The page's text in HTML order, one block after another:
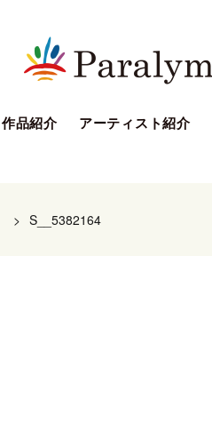
作品紹介 アーティスト紹介
> S__5382164